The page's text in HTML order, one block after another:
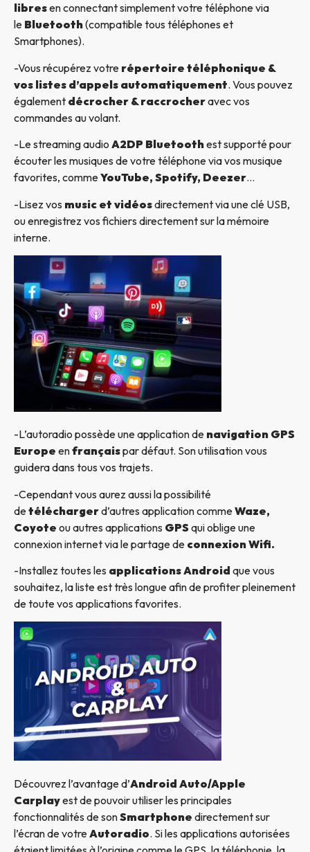
libresen connectant simplement votre téléphone via
le Bluetooth(compatible tous téléphones et
Smartphones).
-Vous récupérez votre répertoire téléphonique &
vos listes d’appels automatiquement. Vous pouvez
également décrocher & raccrocheravec vos
commandes au volant.
-Le streaming audio A2DP Bluetoothest supporté pour
écouter les musiques de votre téléphone via vos musique
favorites, commeYouTube, Spotify, Deezer…
-Lisez vos music et vidéosdirectement via une clé USB,
ou enregistrez vos fichiers directement sur la mémoire
interne.
-L’autoradio possède une application de navigation GPS
Europe enfrançaispar défaut. Son utilisation vous
guidera dans tous vos trajets.
-Cependant vous aurez aussi la possibilité
detéléchargerd’autres application commeWaze,
Coyote ou autres applications GPSqui oblige une
connexion internet via le partage de connexion Wifi.
-Installez toutes les applications Android que vous
souhaitez, la liste est très longue afin de profiter pleinement
de toute vos applications favorites.
Découvrez l’avantage d’Android Auto/Apple
Carplayest de pouvoir utiliser les principales
fonctionnalités de sonSmartphone directement sur
l’écran de votreAutoradio. Si les applications autorisées